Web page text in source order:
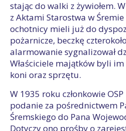
stając do walki z żywiołem.
z Aktami Starostwa w
ochotnicy mieli już do
pożarnicze, beczkę
alarmowanie sygnalizował
Właściciele majątków byli
koni oraz sprzętu.
W 1935 roku członkowie
podanie za pośrednictwem
Śremskiego do Pana
Dotyczy ono prośby o